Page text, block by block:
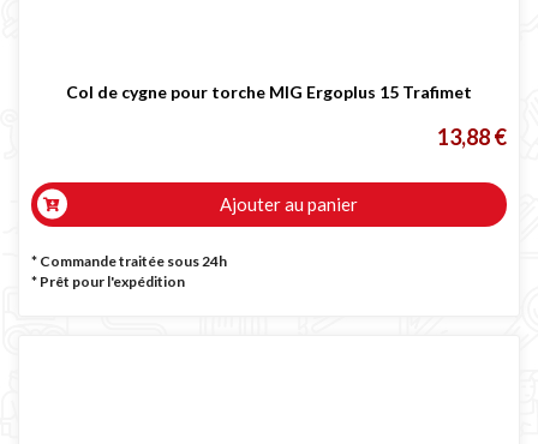
Col de cygne pour torche MIG Ergoplus 15 Trafimet
13,88 €
Ajouter au panier
* Commande traitée sous 24h
* Prêt pour l'expédition